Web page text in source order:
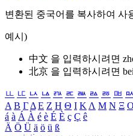
변환된 중국어를 복사하여 사
예시)
中文 을 입력하시려면
北京 을 입력하시려면
ㅥ ㅦ ㅧ ㅨ ㅩ ㅪ ㅫ ㅬ ㅭ ㅮ ㅯ
Α Β ΓΔ Ε Ζ Η Θ Ι ΚΛ Μ Ν Ξ Ο
á à Á À é è É È ç Ç ê
Ä Ö Ü ä ö ü ß